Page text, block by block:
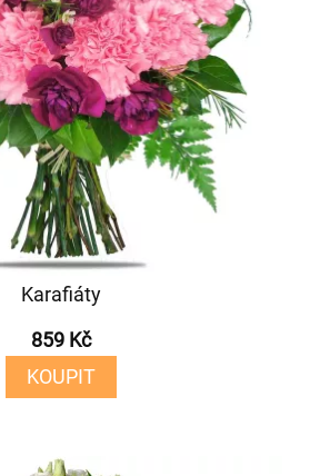
Karafiáty
859 Kč
KOUPIT